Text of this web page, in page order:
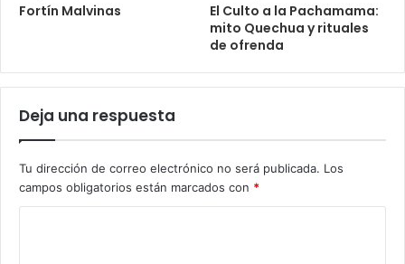
Fortín Malvinas
El Culto a la Pachamama:
mito Quechua y rituales
de ofrenda
Deja una respuesta
Tu dirección de correo electrónico no será publicada. Los
campos obligatorios están marcados con *